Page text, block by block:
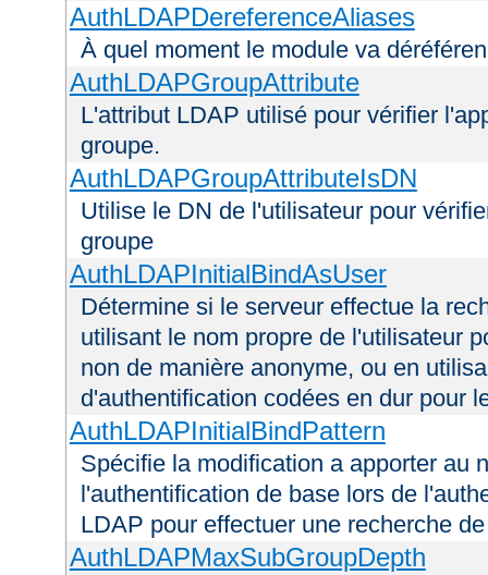
AuthLDAPDereferenceAliases
À quel moment le module va
AuthLDAPGroupAttribute
L'attribut LDAP utilisé pour vérifier
groupe.
AuthLDAPGroupAttributeIsDN
Utilise le DN de l'utilisateur pour
groupe
AuthLDAPInitialBindAsUser
Détermine si le serveur effectue la
utilisant le nom propre de l'utilisateur
non de manière anonyme, ou en
d'authentification codées en dur pour
AuthLDAPInitialBindPattern
Spécifie la modification a apporter au
l'authentification de base lors de
LDAP pour effectuer une recherche
AuthLDAPMaxSubGroupDepth